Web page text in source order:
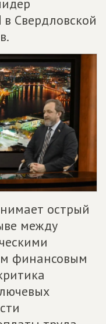
в Свердловской
острый
между
финансовым